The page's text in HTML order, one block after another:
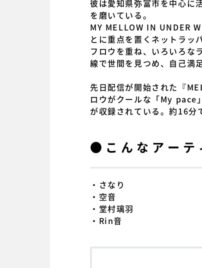
彼は愛知県弥富市を中心
を磨いている。
MY MELLOW IN UNDER
とに重点を置くネットラッ
フロウを重ね、いろいろな
線で世間を見つめ、自己満
先日配信が開始された『
ロウがクールな「My pace
が収録されている。約16分
●こんなアーテ
・さなり
・空音
・堂村璃羽
・Rin音